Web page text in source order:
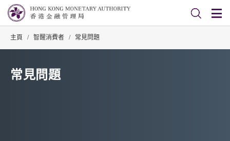
主頁 / 智醒消費者 / 常見問題
常見問題